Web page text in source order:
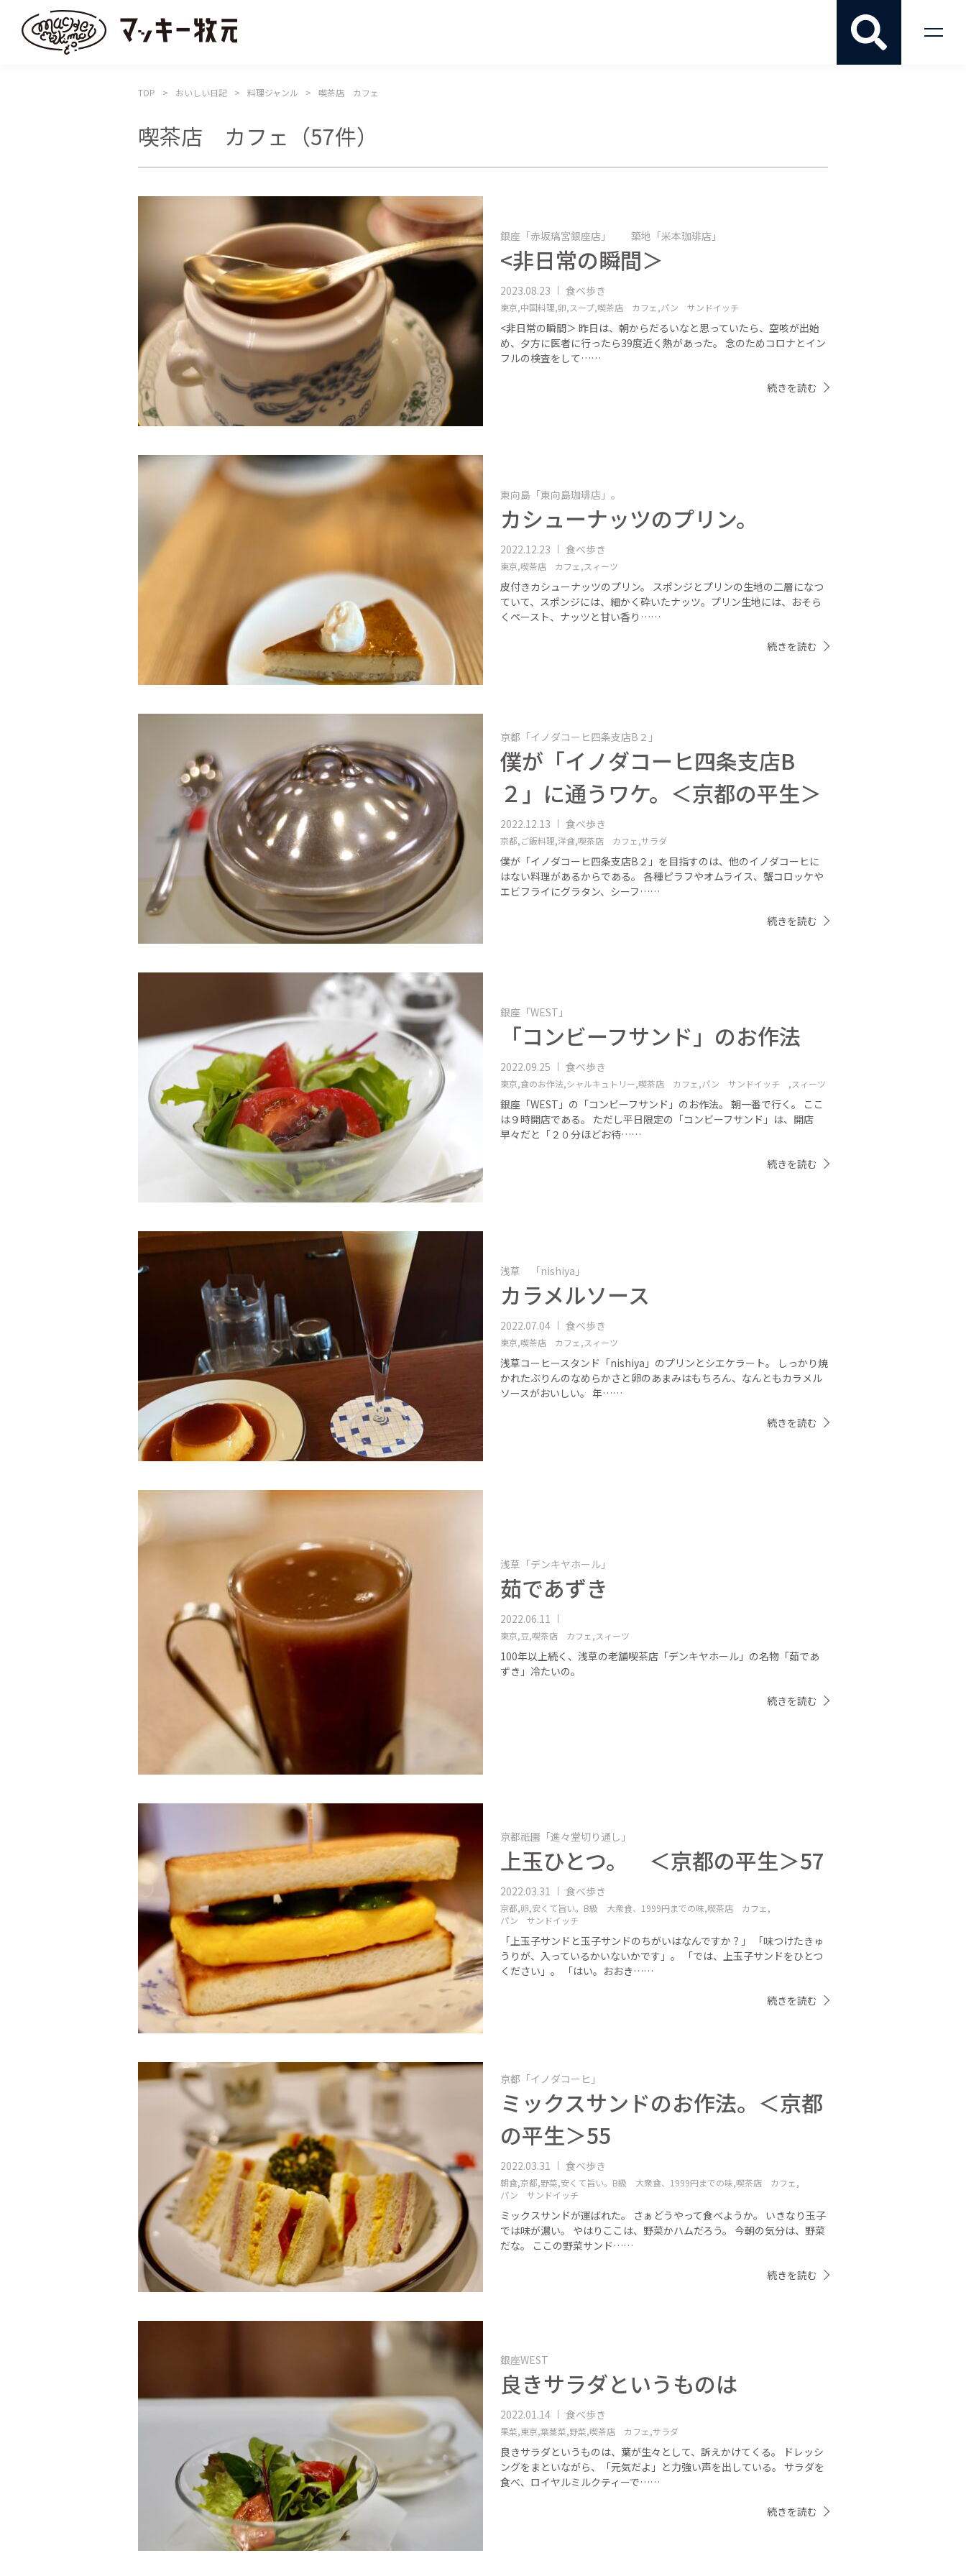
TOP おいしい日記 料理ジャンル 喫茶店 カフェ
喫茶店 カフェ （57件）
銀座「赤坂璃宮銀座店」 築地「米本珈琲店」
<非日常の瞬間＞
2023.08.23 食べ歩き
東京,中国料理,卵,スープ,喫茶店 カフェ,パン サンドイッチ
<非日常の瞬間＞ 昨日は、朝からだるいなと思っていたら、空咳が出始
め、夕方に医者に行ったら39度近く熱があった。 念のためコロナとイン
フルの検査をして……
続きを読む
東向島「東向島珈琲店」。
カシューナッツのプリン。
2022.12.23 食べ歩き
東京,喫茶店 カフェ,スィーツ
皮付きカシューナッツのプリン。 スポンジとプリンの生地の二層になつ
ていて、スポンジには、細かく砕いたナッツ。プリン生地には、おそら
くペースト、ナッツと甘い香り……
続きを読む
京都「イノダコーヒ四条支店B２」
僕が「イノダコーヒ四条支店B
２」に通うワケ。＜京都の平生＞
2022.12.13 食べ歩き
京都,ご飯料理,洋食,喫茶店 カフェ,サラダ
僕が「イノダコーヒ四条支店B２」を目指すのは、他のイノダコーヒに
はない料理があるからである。 各種ピラフやオムライス、蟹コロッケや
エビフライにグラタン、シーフ……
続きを読む
銀座「WEST」
「コンビーフサンド」のお作法
2022.09.25 食べ歩き
東京,食のお作法,シャルキュトリー,喫茶店 カフェ,パン サンドイッチ ,スィーツ
銀座「WEST」の「コンビーフサンド」のお作法。 朝一番で行く。 ここ
は９時開店である。 ただし平日限定の「コンビーフサンド」は、開店
早々だと「２０分ほどお待……
続きを読む
浅草 「nishiya」
カラメルソース
2022.07.04 食べ歩き
東京,喫茶店 カフェ,スィーツ
浅草コーヒースタンド「nishiya」のプリンとシエケラート。 しっかり焼
かれたぶりんのなめらかさと卵のあまみはもちろん、なんともカラメル
ソースがおいしい。 年……
続きを読む
浅草「デンキヤホール」
茹であずき
2022.06.11
東京,豆,喫茶店 カフェ,スィーツ
100年以上続く、浅草の老舗喫茶店「デンキヤホール」の名物「茹であ
ずき」冷たいの。
続きを読む
京都祇園「進々堂切り通し」
上玉ひとつ。 ＜京都の平生＞57
2022.03.31 食べ歩き
京都,卵,安くて旨い。B級 大衆食、1999円までの味,喫茶店 カフェ,
パン サンドイッチ
「上玉子サンドと玉子サンドのちがいはなんですか？」 「味つけたきゅ
うりが、入っているかいないかです」。 「では、上玉子サンドをひとつ
ください」。 「はい。おおき……
続きを読む
京都「イノダコーヒ」
ミックスサンドのお作法。＜京都
の平生＞55
2022.03.31 食べ歩き
朝食,京都,野菜,安くて旨い。B級 大衆食、1999円までの味,喫茶店 カフェ,
パン サンドイッチ
ミックスサンドが運ばれた。 さぁどうやって食べようか。 いきなり玉子
では味が濃い。 やはりここは、野菜かハムだろう。 今朝の気分は、野菜
だな。 ここの野菜サンド……
続きを読む
銀座WEST
良きサラダというものは
2022.01.14 食べ歩き
果菜,東京,葉茎菜,野菜,喫茶店 カフェ,サラダ
良きサラダというものは、葉が生々として、訴えかけてくる。 ドレッシ
ングをまといながら、「元気だよ」と力強い声を出している。 サラダを
食べ、ロイヤルミルクティーで……
続きを読む